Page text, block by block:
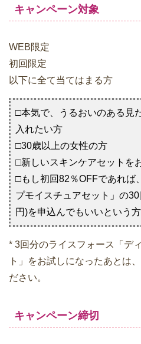
キャンペーン対象
WEB限定
初回限定
以下に全て当てはまる方
□本気で、うるおいのある見
入れたい方
□30歳以上の女性の方
□新しいスキンケアセットを
□もし初回82％OFFであれば
プモイスチュアセット」の
円)を申込んでもいいという方
* 3回分のライスフォース「デ
ト」をお試しになったあとは
ださい。
キャンペーン締切